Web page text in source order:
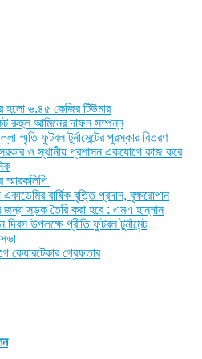
হলো ৬.৪৫ কেজির টিউমার
রুহুল আমিনের দাফন সম্পন্ন
স্মৃতি ফুটবল টুর্নামেন্টের পুরস্কার বিতরণ
ও স্থানীয় প্রশাসন একযোগে কাজ করে
বার্ষিক বৃত্তি প্রদান, বৃক্ষরোপান
জন্য সড়ক তৈরি করা হবে : এমএ হান্নান
উপলক্ষে প্রীতি ফুটবল টুর্নামেন্ট
কেয়ারটেকার গ্রেফতার